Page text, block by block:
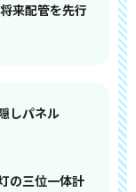
来配管を先行
しパネル
の三位一体計